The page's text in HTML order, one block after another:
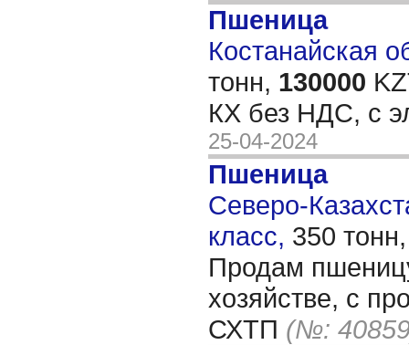
Пшеница
Костанайская
тонн, 130000
КХ без НДС, с
25-04-2024
Пшеница
Северо-
класс, 350
Продам
хозяйстве, с
СХТП (№: